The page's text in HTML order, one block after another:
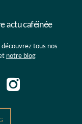
actu caféinée
découvrez tous nos
notre blog